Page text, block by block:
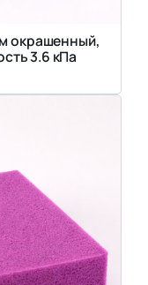
окрашенный,
3.6 кПа